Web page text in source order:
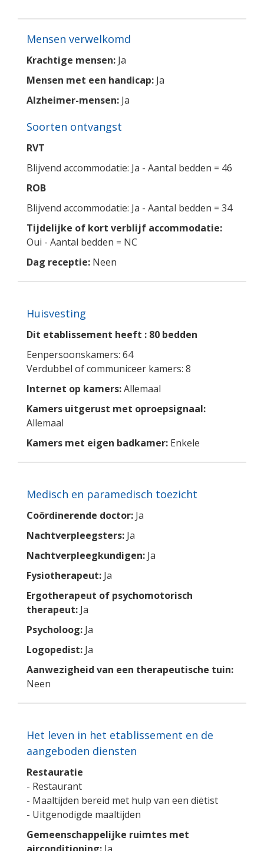
Mensen verwelkomd
Krachtige mensen: Ja
Mensen met een handicap: Ja
Alzheimer-mensen: Ja
Soorten ontvangst
RVT
Blijvend accommodatie: Ja - Aantal bedden = 46
ROB
Blijvend accommodatie: Ja - Aantal bedden = 34
Tijdelijke of kort verblijf accommodatie:
Oui - Aantal bedden = NC
Dag receptie: Neen
Huisvesting
Dit etablissement heeft : 80 bedden
Eenpersoonskamers: 64
Verdubbel of communiceer kamers: 8
Internet op kamers:Allemaal
Kamers uitgerust met oproepsignaal:
Allemaal
Kamers met eigen badkamer: Enkele
Medisch en paramedisch toezicht
Coördinerende doctor: Ja
Nachtverpleegsters: Ja
Nachtverpleegkundigen: Ja
Fysiotherapeut: Ja
Ergotherapeut of psychomotorisch
therapeut: Ja
Psycholoog: Ja
Logopedist: Ja
Aanwezigheid van een therapeutische tuin:
Neen
Het leven in het etablissement en de
aangeboden diensten
Restauratie
- Restaurant
- Maaltijden bereid met hulp van een diëtist
- Uitgenodigde maaltijden
Gemeenschappelijke ruimtes met